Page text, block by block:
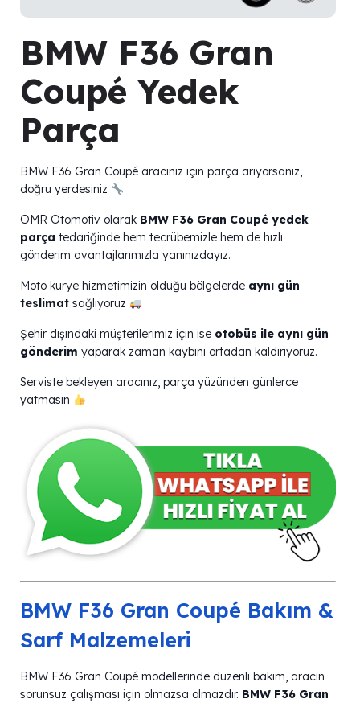
BMW F36 Gran
Coupé Yedek
Parça
BMW F36 Gran Coupé aracınız için parça arıyorsanız,
doğru yerdesiniz
OMR Otomotiv olarak BMW F36 Gran Coupé yedek
parça tedariğinde hem tecrübemizle hem de hızlı
gönderim avantajlarımızla yanınızdayız.
Moto kurye hizmetimizin olduğu bölgelerde aynı gün
teslimat sağlıyoruz
Şehir dışındaki müşterilerimiz için ise otobüs ile aynı gün
gönderim yaparak zaman kaybını ortadan kaldırıyoruz.
Serviste bekleyen aracınız, parça yüzünden günlerce
yatmasın
BMW F36 Gran Coupé Bakım &
Sarf Malzemeleri
BMW F36 Gran Coupé modellerinde düzenli bakım, aracın
sorunsuz çalışması için olmazsa olmazdır. BMW F36 Gran